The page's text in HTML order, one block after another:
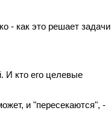
- как это решает задачи
И кто его целевые
и "пересекаются", -